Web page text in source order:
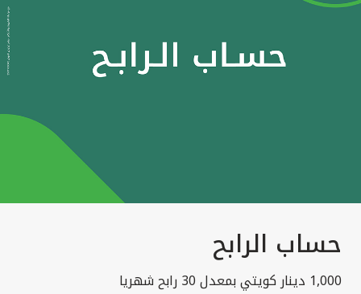
حساب الرابح
1,000 دينار كويتي بمعدل 30 رابح شهريا